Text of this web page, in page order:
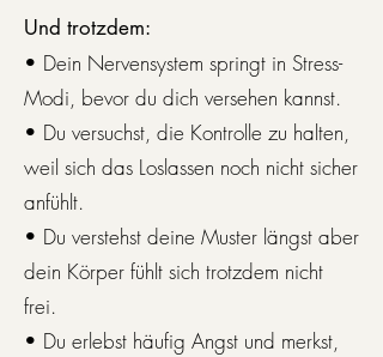
Und trotzdem:
• Dein Nervensystem springt in Stress-
Modi, bevor du dich versehen kannst.
• Du versuchst, die Kontrolle zu halten,
weil sich das Loslassen noch nicht sicher
anfühlt.
• Du verstehst deine Muster längst aber
dein Körper fühlt sich trotzdem nicht
frei.
• Du erlebst häufig Angst und merkst,